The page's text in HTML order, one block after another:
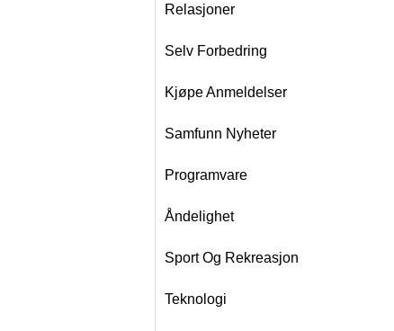
Relasjoner
Selv Forbedring
Kjøpe Anmeldelser
Samfunn Nyheter
Programvare
Åndelighet
Sport Og Rekreasjon
Teknologi